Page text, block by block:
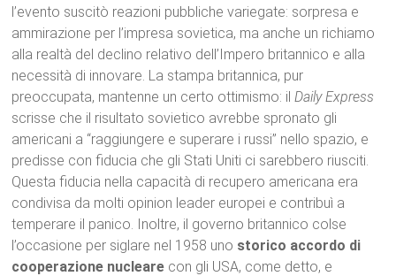
l’evento suscitò reazioni pubbliche variegate: sorpresa e
ammirazione per l’impresa sovietica, ma anche un richiamo
alla realtà del declino relativo dell’Impero britannico e alla
necessità di innovare. La stampa britannica, pur
preoccupata, mantenne un certo ottimismo: ilDaily Express
scrisse che il risultato sovietico avrebbe spronato gli
americani a “raggiungere e superare i russi” nello spazio, e
predisse con fiducia che gli Stati Uniti ci sarebbero riusciti.
Questa fiducia nella capacità di recupero americana era
condivisa da molti opinion leader europei e contribuì a
temperare il panico. Inoltre, il governo britannico colse
l’occasione per siglare nel 1958 uno storico accordo di
cooperazione nucleare con gli USA, come detto, e